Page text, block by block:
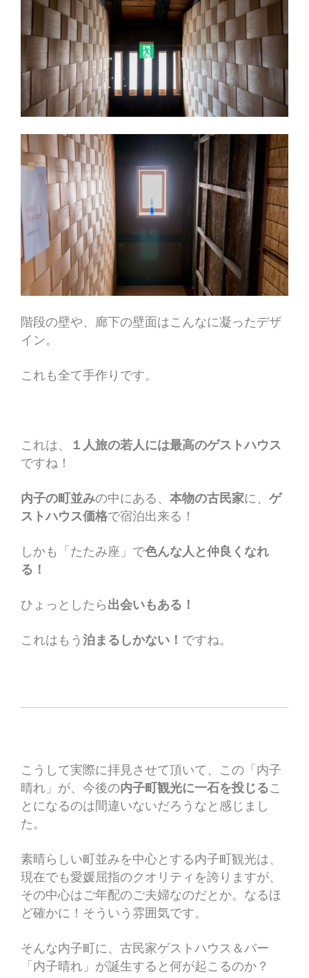
階段の壁や、廊下の壁面はこんなに凝ったデザ
イン。
これも全て手作りです。
これは、
１人旅の若人には最高のゲストハウス
ですね！
内子の町並みの中にある、 本物の古民家に、 ゲ
ストハウス価格で宿泊出来る！
しかも「たたみ座」で色んな人と仲良くなれ
る！
ひょっとしたら出会いもある！
これはもう泊まるしかない！ ですね。
こうして実際に拝見させて頂いて、この「内子
晴れ」が、 今後の内子町観光に一石を投じるこ
とになるのは間違いないだろうなと感じまし
た。
素晴らしい町並みを中心とする内子町観光は、
現在でも愛媛屈指のクオリティを誇りますが、
その中心はご年配のご夫婦なのだとか。なるほ
ど確かに！そういう雰囲気です。
そんな内子町に、古民家ゲストハウス＆バー
「内子晴れ」が誕生すると何が起こるのか？